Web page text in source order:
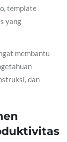
template
yang
membantu
dan